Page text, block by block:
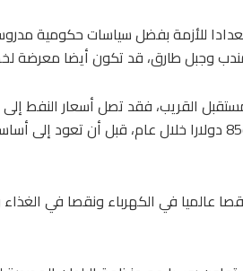
للأزمة بفضل سياسات حكومية
وجبل طارق، قد تكون أيضا معرضة
نهاية العام، ثم تنخفض إلى ما بين 80 و85 دولارا خلال
عالميا في الكهرباء ونقصا في